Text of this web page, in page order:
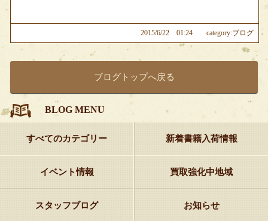
category:ブログ
2015/6/22 01:24
ブログトップへ戻る
BLOG MENU
すべてのカテゴリー 新着書籍入荷情報
イベント情報 買取強化中地域
スタッフブログ お知らせ